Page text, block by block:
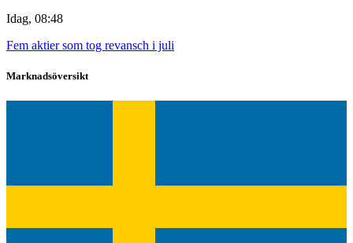
Idag, 08:48
Fem aktier som tog revansch i juli
Marknadsöversikt